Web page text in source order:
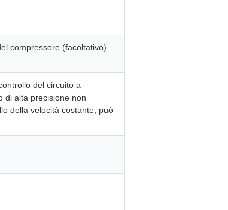
compressore (facoltativo)
del circuito a
di alta precisione non
della velocità costante, può